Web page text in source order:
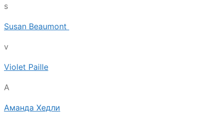
s
Susan Beaumont
v
Violet Paille
А
Аманда Хедли